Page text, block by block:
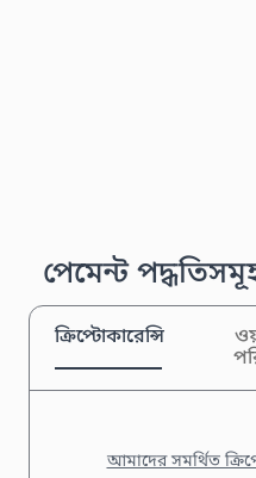
পেমেন্ট
ক্রিপ্টোকারেন্সি
আমাদের সমর্থিত